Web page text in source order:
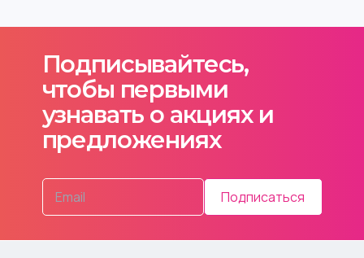
Подписывайтесь,
чтобы первыми
узнавать о акциях и
предложениях
Подписаться